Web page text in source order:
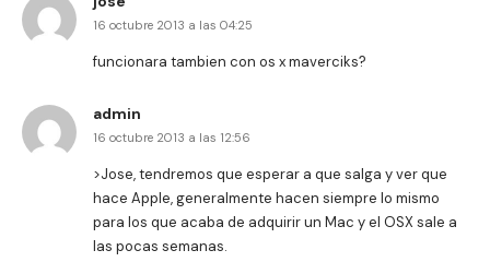
16 octubre 2013 a las 04:25
funcionara tambien con os x maverciks?
admin
16 octubre 2013 a las 12:56
>Jose, tendremos que esperar a que salga y ver que
hace Apple, generalmente hacen siempre lo mismo
para los que acaba de adquirir un Mac y el OSX sale a
las pocas semanas.